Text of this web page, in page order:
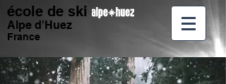
école de ski
Alpe d'Huez
France